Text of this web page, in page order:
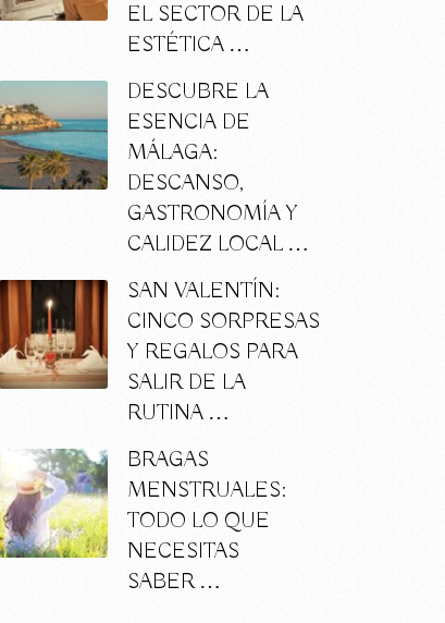
EL SECTOR DE LA
ESTÉTICA …
DESCUBRE LA
ESENCIA DE
MÁLAGA:
DESCANSO,
GASTRONOMÍA Y
CALIDEZ LOCAL …
SAN VALENTÍN:
CINCO SORPRESAS
Y REGALOS PARA
SALIR DE LA
RUTINA …
BRAGAS
MENSTRUALES:
TODO LO QUE
NECESITAS
SABER …